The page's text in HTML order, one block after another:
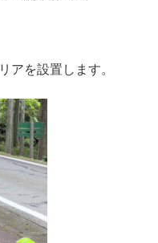
アを設置します。